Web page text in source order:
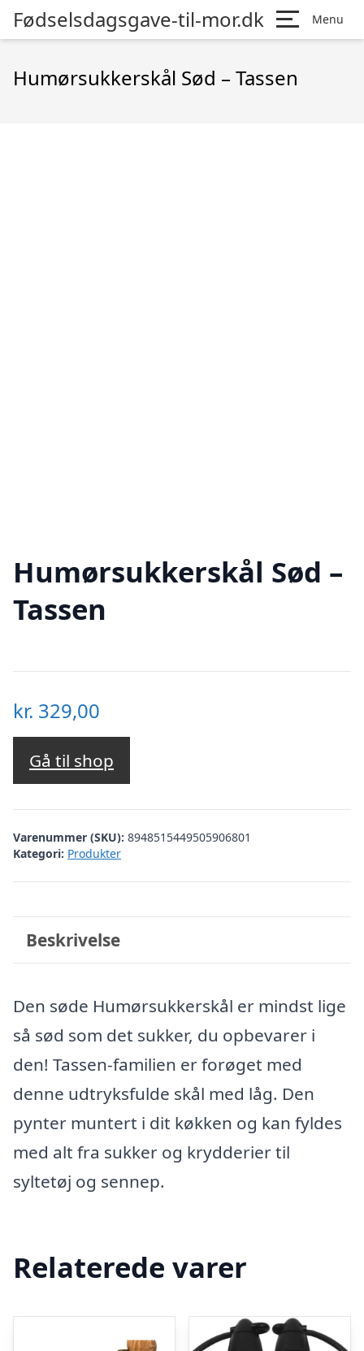
Fødselsdagsgave-til-mor.dk Menu
Humørsukkerskål Sød – Tassen
Humørsukkerskål Sød –
Tassen
kr. 329,00
Gå til shop
Varenummer (SKU): 8948515449505906801
Kategori: Produkter
Beskrivelse
Den søde Humørsukkerskål er mindst lige
så sød som det sukker, du opbevarer i
den! Tassen-familien er forøget med
denne udtryksfulde skål med låg. Den
pynter muntert i dit køkken og kan fyldes
med alt fra sukker og krydderier til
syltetøj og sennep.
Relaterede varer